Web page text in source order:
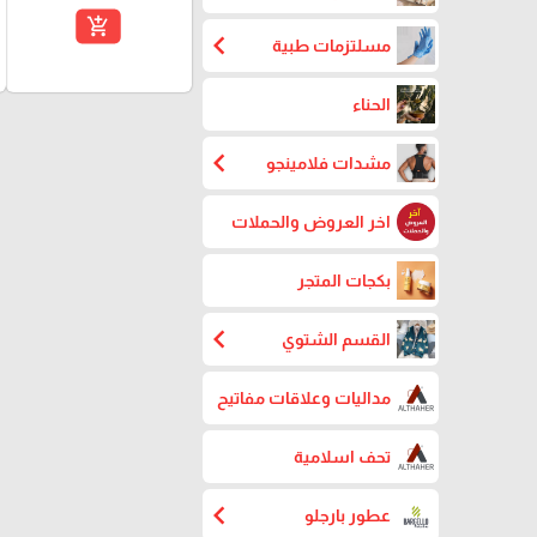
مسلتزمات طبية chevron_left
الحناء
مشدات فلامينجو chevron_left
اخر العروض والحملات
بكجات المتجر
القسم الشتوي chevron_left
مداليات وعلاقات مفاتيح
تحف اسلامية
عطور بارجلو chevron_left
add_shopping_cart